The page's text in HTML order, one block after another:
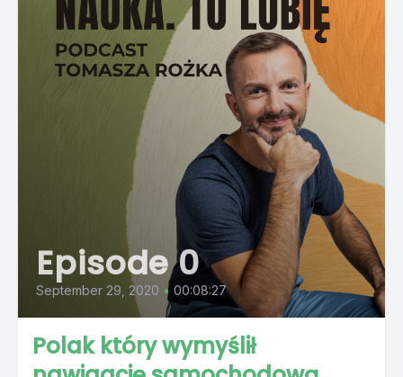
Episode 0
September 29, 2020 • 00:08:27
Polak który wymyślił